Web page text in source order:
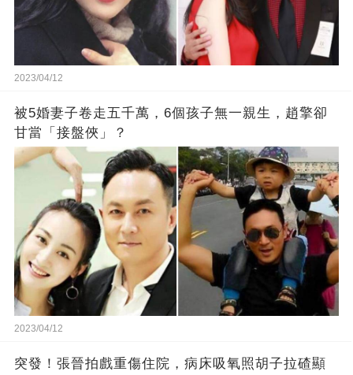
2023/04/12
被5婚妻子卷走五千萬，6個孩子無一親生，趙擎卻
甘當「接盤俠」？
2023/04/12
突發！張晉拍戲重傷住院，病床吸氧照胡子拉碴顯